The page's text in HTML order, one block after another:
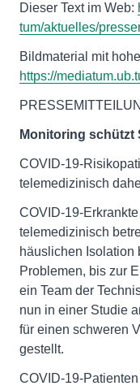
Dieser Text im Web:
tum/aktuelles/
Bildmaterial mit
https://
Monitoring schützt
COVID-19-
telemedizinisch
COVID-19-
telemedizinisch
häuslichen Isolation
Problemen, bis zur
ein Team der
nun in einer Studie
für einen schweren
gestellt.
COVID-19-